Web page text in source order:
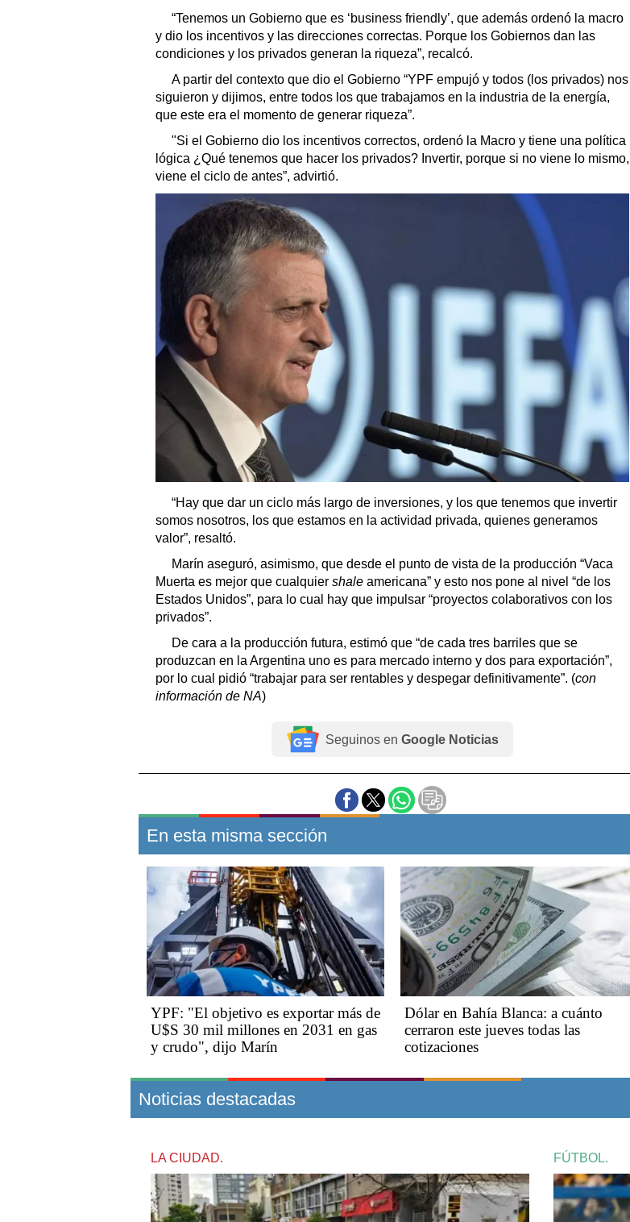
“Tenemos un Gobierno que es ‘business friendly’, que además ordenó la macro
y dio los incentivos y las direcciones correctas. Porque los Gobiernos dan las
condiciones y los privados generan la riqueza”, recalcó.
A partir del contexto que dio el Gobierno “YPF empujó y todos (los privados) nos
siguieron y dijimos, entre todos los que trabajamos en la industria de la energía,
que este era el momento de generar riqueza”.
"Si el Gobierno dio los incentivos correctos, ordenó la Macro y tiene una política
lógica ¿Qué tenemos que hacer los privados? Invertir, porque si no viene lo mismo,
viene el ciclo de antes”, advirtió.
“Hay que dar un ciclo más largo de inversiones, y los que tenemos que invertir
somos nosotros, los que estamos en la actividad privada, quienes generamos
valor”, resaltó.
Marín aseguró, asimismo, que desde el punto de vista de la producción “Vaca
Muerta es mejor que cualquier shale americana” y esto nos pone al nivel “de los
Estados Unidos”, para lo cual hay que impulsar “proyectos colaborativos con los
privados”.
De cara a la producción futura, estimó que “de cada tres barriles que se
produzcan en la Argentina uno es para mercado interno y dos para exportación”,
por lo cual pidió “trabajar para ser rentables y despegar definitivamente”. (con
información de NA)
Seguinos en Google Noticias
En esta misma sección
YPF: "El objetivo es exportar más de
U$S 30 mil millones en 2031 en gas
y crudo", dijo Marín
Dólar en Bahía Blanca: a cuánto
cerraron este jueves todas las
cotizaciones
Noticias destacadas
LA CIUDAD. FÚTBOL.